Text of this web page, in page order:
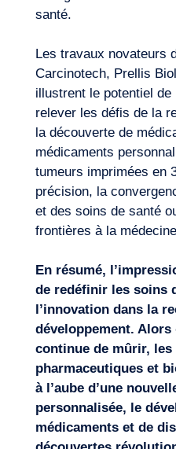
santé.
Les travaux novateurs
Carcinotech, Prellis
illustrent le potentiel de
relever les défis de la
la découverte de
médicaments
tumeurs imprimées en
précision, la
et des soins de santé
frontières à la
En résumé,
de redéfinir les soins
l’innovation dans la
développement.
continue de mûrir,
pharmaceutiques et
à l’aube d’une
personnalisée, le
médicaments et de